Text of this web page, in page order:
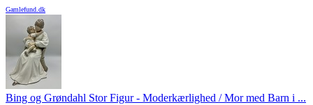
Gamlefund.dk
Bing og Grøndahl Stor Figur - Moderkærlighed / Mor med Barn i ...